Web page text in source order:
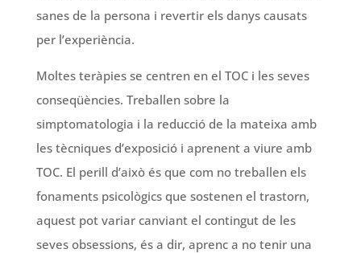
sanes de la persona i revertir els danys causats
per l’experiència.
Moltes teràpies se centren en el TOC i les seves
conseqüències. Treballen sobre la
simptomatologia i la reducció de la mateixa amb
les tècniques d’exposició i aprenent a viure amb
TOC. El perill d’això és que com no treballen els
fonaments psicològics que sostenen el trastorn,
aquest pot variar canviant el contingut de les
seves obsessions, és a dir, aprenc a no tenir una